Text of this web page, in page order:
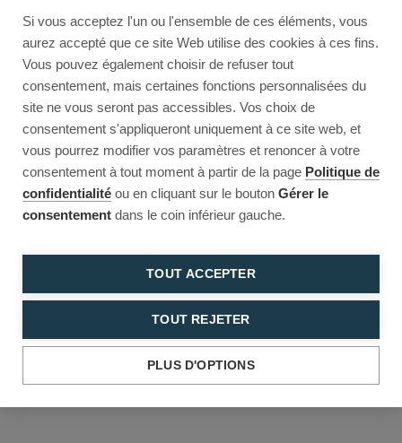
Si vous acceptez l'un ou l'ensemble de ces éléments, vous
aurez accepté que ce site Web utilise des cookies à ces fins.
Vous pouvez également choisir de refuser tout
consentement, mais certaines fonctions personnalisées du
site ne vous seront pas accessibles. Vos choix de
consentement s'appliqueront uniquement à ce site web, et
vous pourrez modifier vos paramètres et renoncer à votre
consentement à tout moment à partir de la page Politique de
confidentialité ou en cliquant sur le bouton Gérer le
consentement dans le coin inférieur gauche.
TOUT ACCEPTER
TOUT REJETER
PLUS D'OPTIONS
This page couldn’t load
Reload to try again, or go back.
Reload Back